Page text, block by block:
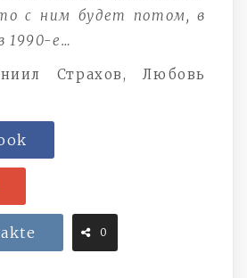
с ним будет потом, в
1990-е…
Страхов, Любовь
0